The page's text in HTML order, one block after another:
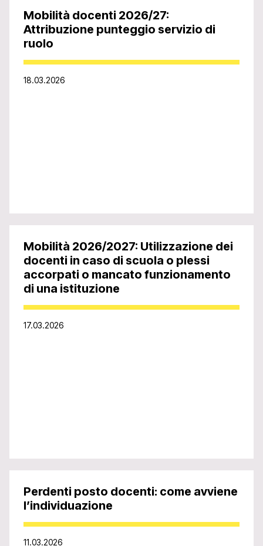
Mobilità docenti 2026/27:
Attribuzione punteggio servizio di
ruolo
18.03.2026
Mobilità 2026/2027: Utilizzazione dei
docenti in caso di scuola o plessi
accorpati o mancato funzionamento
di una istituzione
17.03.2026
Perdenti posto docenti: come avviene
l’individuazione
11.03.2026